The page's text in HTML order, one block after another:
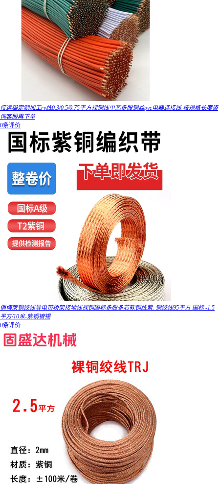
接运猫定制加工rv线0.3/0.5/0.75平方裸铜线单芯多股铜丝pvc电器连接线 按规格长度咨
询客服再下单
0条评价
俏博莱铜绞线导电带桥架接地线裸铜国标多股多芯软铜线紫. 铜绞线95平方 国标 -1.5
平方/10米-紫铜镀锡
0条评价